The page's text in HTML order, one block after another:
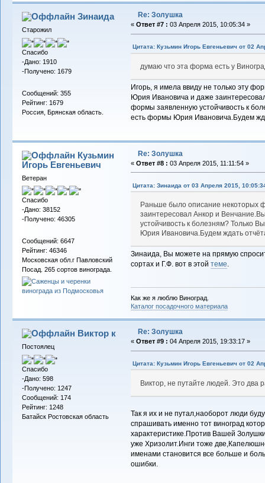
Зинаида
Старожил
Спасибо
-Дано: 1910
-Получено: 1679
Сообщений: 355
Рейтинг: 1679
Россия, Брянская область.
Re: Золушка
« Ответ #7 : 03 Апреля 2015, 10:05:34 »
Цитата: Кузьмин Игорь Евгеньевич от 02
думаю что эта форма есть у
Игорь, я имела ввиду не только эту
Юрия Ивановича и даже
формы заявленную устойчивость к
есть формы Юрия Ивановича.Будем
Кузьмин
Игорь Евгеньевич
Ветеран
Спасибо
-Дано: 38152
-Получено: 46305
Сообщений: 6647
Рейтинг: 46346
Московская обл.г Павловский
Посад. 265 сортов винограда.
Re: Золушка
« Ответ #8 : 03 Апреля 2015, 11:11:54 »
Цитата: Зинаида от 03 Апреля 2015,
Раньше было описание некоторых
заинтересовал Анкор и
устойчивость к болезням? Только
Юрия Ивановича.Будем ждать
Зинаида, Вы можете на прямую
сортах и Г.Ф. вот в этой теме.
Как же я люблю Виноград.
Каталог посадочного материала
Виктор к
Постоялец
Спасибо
-Дано: 598
-Получено: 1247
Сообщений: 174
Рейтинг: 1248
Батайск Ростовская область
Re: Золушка
« Ответ #9 : 04 Апреля 2015, 19:33:17 »
Цитата: Кузьмин Игорь Евгеньевич от 02
Виктор, не путайте людей. Это два
Так я их и не путал,наоборот люди
спрашивать именно тот виноград
характеристике.Против Вашей
уже Хризолит.Инги тоже
именами становится все больше и
ошибки.